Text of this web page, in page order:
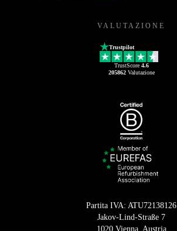
VALUTAZIONE
Trustpilot
TrustScore 4.6
205862Valutazione
Partita IVA: ATU72138126
Jakov-Lind-Straße 7
1020 Vienna, Austria